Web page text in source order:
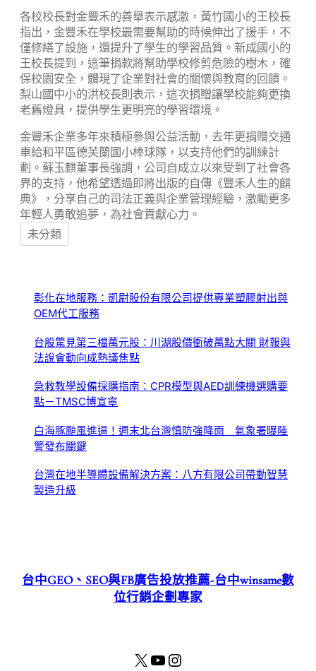
各校校長對金豐禾的善舉表示感激，黃竹國小的王校長
指出，金豐禾在學校最需要幫助的時候伸出了援手，不
僅修繕了設施，還提升了學生的學習品質。新成國小的
王校長提到，這筆捐款將幫助學校修剪危險的樹木，確
保校園安全，體現了企業對社會的關懷與教育的回饋。
梨山國中小的洪校長則表示，這次捐贈讓學校能夠更換
老舊燈具，提供學生更明亮的學習環境。
金豐禾企業多年來積極參與公益活動，去年更捐贈交通
車給和平區德芙蘭國小棒球隊，以支持他們的訓練計
劃。蘇玉麒董事長強調，公司自成立以來受到了社會各
界的支持，他希望透過即將出版的自傳《豐禾人生的麒
典》，分享自己的司法正義與企業管理經驗，激勵更多
年輕人勇敢追夢，為社會貢獻心力。
未分類
彰化在地服務：凱尉股份有限公司提供專業塑膠射出與
OEM代工服務
台股驚見第三檔萬元股：川湖股價衝破萬點大關 財報與
法說會動向成熱議焦點
急救教學設備採購指南：CPR模型與AED訓練機選購要
點－TMSC博宣寧
白海豚颱風進逼！週末北台灣慎防強降雨 氣象署曝陸
警發布關鍵
台灣在地半導體設備解決方案：八方有限公司帶動智慧
製造升級
台中GEO、SEO與FB廣告投放推薦-台中winsame數
位行銷企劃專家
X YouTube Instagram